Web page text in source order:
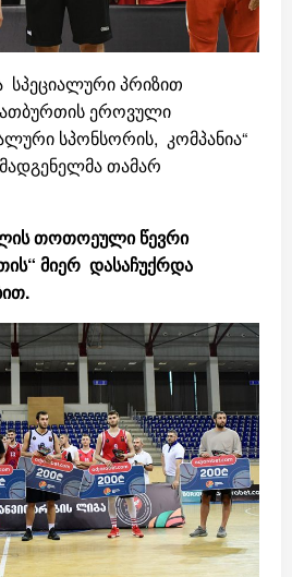
პრიზით
ეროვული
სპონსორის, კომპანია“
თამარ
თოთოეული წევრი
“ მიერ დასაჩუქრდა